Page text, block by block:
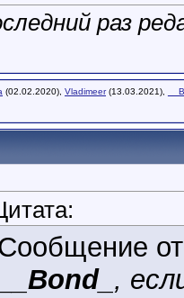
раз
(02.02.2020), Vladimeer(13.03.2021),
__Bond_ ,